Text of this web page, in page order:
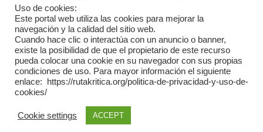
Home Análisis Carrito RK Contactos Documental Gracias !
Multimedia Página de ejemplo Pagina Principal Pago
Uso de cookies:
Este portal web utiliza las cookies para mejorar la
navegación y la calidad del sitio web.
Cuando hace clic o interactúa con un anuncio o banner,
existe la posibilidad de que el propietario de este recurso
pueda colocar una cookie en su navegador con sus propias
condiciones de uso. Para mayor información el siguiente
enlace: https://rutakritica.org/politica-de-privacidad-y-uso-de-
cookies/
Cookie settings ACCEPT